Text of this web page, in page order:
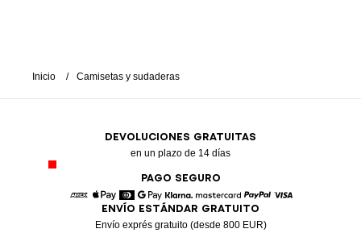
Inicio Camisetas y sudaderas
DEVOLUCIONES GRATUITAS
en un plazo de 14 días
PAGO SEGURO
American Express
Apple Pay
DinersGoogle Pay
Klarna MastercardPaypal
ENVÍO ESTÁNDAR GRATUITO
Envío exprés gratuito (desde 800 EUR)